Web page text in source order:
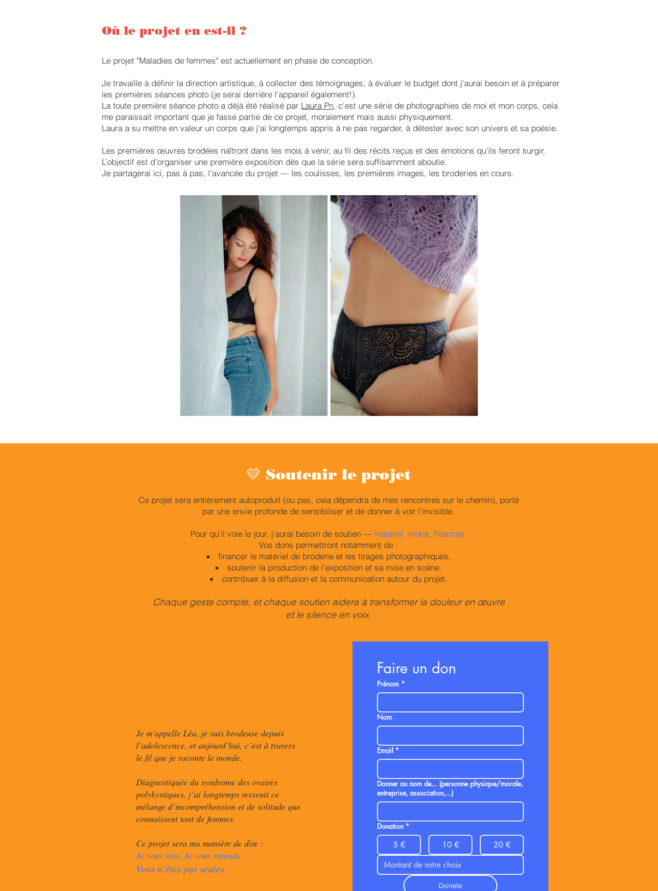
Où le projet en est-il ?
Le projet "Maladies de femmes" est actuellement en phase de conception.
Je travaille à définir la direction artistique, à collecter des témoignages, à évaluer le budget dont j'aurai besoin et à préparer
les premières séances photo (je serai derrière l'appareil également!).
La toute première séance photo a déjà été réalisé par Laura Pn, c'est une série de photographies de moi et mon corps, cela
me paraissait important que je fasse partie de ce projet, moralement mais aussi physiquement.
Laura a su mettre en valeur un corps que j'ai longtemps appris à ne pas regarder, à détester avec son univers et sa poésie.
Les premières œuvres brodées naîtront dans les mois à venir, au fil des récits reçus et des émotions qu’ils feront surgir.
L’objectif est d’organiser une première exposition dès que la série sera suffisamment aboutie.
Je partagerai ici, pas à pas, l’avancée du projet — les coulisses, les premières images, les broderies en cours.
💛 Soutenir le projet
Ce projet sera entièrement autoproduit (ou pas, cela dépendra de mes rencontres sur le chemin), porté
par une envie profonde de sensibiliser et de donner à voir l’invisible.
Pour qu’il voie le jour, j’aurai besoin de soutien — matériel, moral, financier.
Vos dons permettront notamment de :
financer le matériel de broderie et les tirages photographiques,
soutenir la production de l’exposition et sa mise en scène,
contribuer à la diffusion et la communication autour du projet.
Chaque geste compte, et chaque soutien aidera à transformer la douleur en œuvre
et le silence en voix.
Je m'appelle Léa, je suis brodeuse depuis
l’adolescence, et aujourd’hui, c’est à travers
le fil que je raconte le monde.
Diagnostiquée du syndrome des ovaires
polykystiques, j’ai longtemps ressenti ce
mélange d’incompréhension et de solitude que
connaissent tant de femmes.
Ce projet sera ma manière de dire :
Je vous vois. Je vous entends.
Vous n’êtes pas seules.
Faire un don
Prénom *
Nom
Email *
Donner au nom de... (personne physique/morale,
entreprise, association,...)
Donation *
5 € 10 € 20 €
Donate